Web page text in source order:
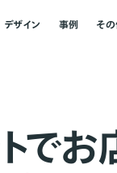
デザイン 事例 そ
トでお